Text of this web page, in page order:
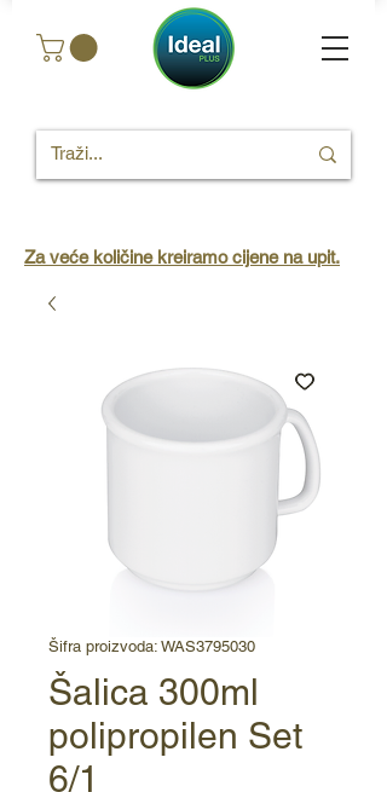
Za veće količine kreiramo cijene na upit.
Šifra proizvoda: WAS3795030
Šalica 300ml
polipropilen Set
6/1